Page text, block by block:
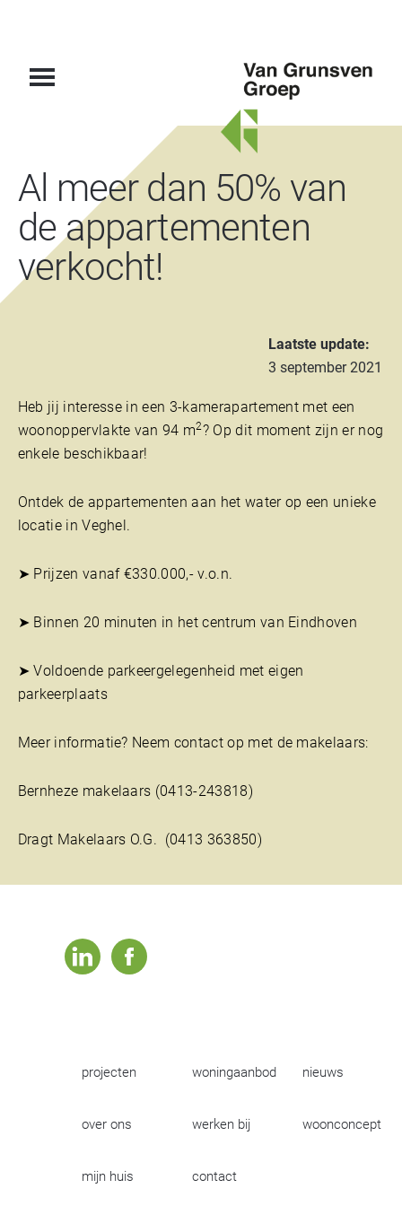
Grunsven
Groep
Al meer dan 50% van
de appartementen
verkocht!
Laatste update:
3 september 2021
Heb jij interesse in een 3-kamerapartement met een
woonoppervlakte van 94 m2? Op dit moment zijn er nog
enkele beschikbaar!
Ontdek de appartementen aan het water op een unieke
locatie in Veghel.
➤ Prijzen vanaf €330.000,- v.o.n.
➤ Binnen 20 minuten in het centrum van Eindhoven
➤ Voldoende parkeergelegenheid met eigen
parkeerplaats
Meer informatie? Neem contact op met de makelaars:
Bernheze makelaars (0413-243818)
Dragt Makelaars O.G. (0413 363850)
linkedinfacebook
projecten woningaanbod nieuws
over ons werken bij woonconcept
mijn huis contact